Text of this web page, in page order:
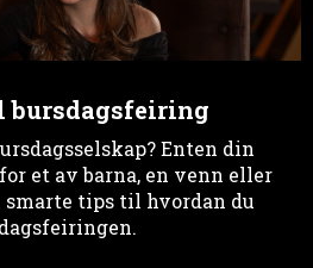
bursdagsfeiring
Enten din
et av barna, en venn eller
tips til hvordan du